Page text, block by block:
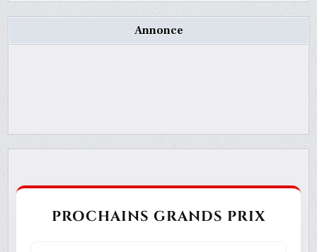
Annonce
PROCHAINS GRANDS PRIX